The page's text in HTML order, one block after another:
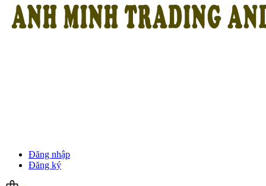
Đăng nhập
Đăng ký